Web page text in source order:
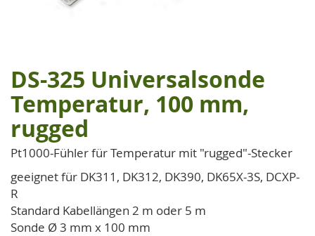
Zum
Anfang
der
Bildgalerie
springen
DS-325 Universalsonde
Temperatur, 100 mm,
rugged
Pt1000-Fühler für Temperatur mit "rugged"-Stecker
geeignet für DK311, DK312, DK390, DK65X-3S, DCXP-
R
Standard Kabellängen 2 m oder 5 m
Sonde Ø 3 mm x 100 mm